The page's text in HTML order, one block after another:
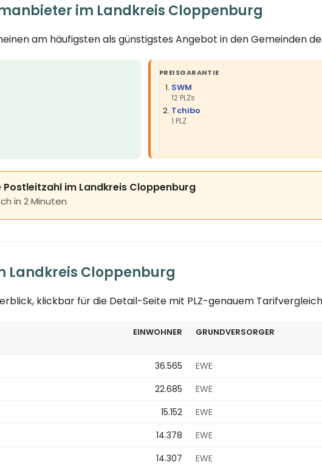
im Landkreis Cloppenburg
am häufigsten als günstigstes Angebot in den Gemeinden
PREISGARANTIE
SWM
12 PLZs
Tchibo
1 PLZ
Postleitzahl im Landkreis Cloppenburg
in 2 Minuten
Landkreis Cloppenburg
klickbar für die Detail-Seite mit PLZ-genauem
EINWOHNER GRUNDVERSORGER
36.565 EWE
22.685 EWE
15.152 EWE
14.378 EWE
14.307 EWE